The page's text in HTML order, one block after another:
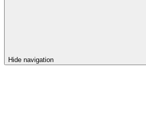
Hide navigation